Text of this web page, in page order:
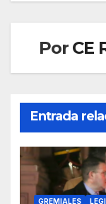
Por CE
Entrada
GREMIALES